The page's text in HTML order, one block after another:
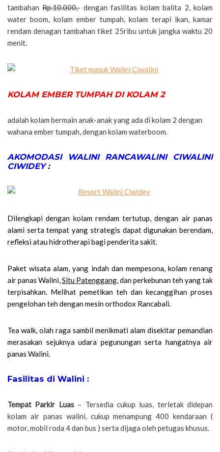
tambahanRp.10.000,-dengan fasilitas kolam balita 2, kolam
water boom, kolam ember tumpah, kolam terapi ikan, kamar
rendam denagan tambahan tiket 25ribu untuk jangka waktu 20
menit.
KOLAM EMBER TUMPAH DI KOLAM 2
adalah kolam bermain anak-anak yang ada di kolam 2 dengan
wahana ember tumpah, dengan kolam waterboom.
AKOMODASI WALINI RANCAWALINI CIWALINI
CIWIDEY :
Dilengkapi dengan kolam rendam tertutup, dengan air panas
alami serta tempat yang strategis dapat digunakan berendam,
refleksi atau hidrotherapi bagi penderita sakit.
Paket wisata alam, yang indah dan mempesona, kolam renang
air panas Walini,Situ Patenggang, dan perkebunan teh yang tak
terpisahkan. Melihat pemetikan teh dan kecanggihan proses
pengelohan teh dengan mesin orthodox Rancabali.
Tea walk, olah raga sambil menikmati alam disekitar pemandian
merasakan sejuknya udara pegunungan serta hangatnya air
panas Walini.
Fasilitas di Walini :
Tempat Parkir Luas– Tersedia cukup luas, terletak didepan
kolam air panas walini, cukup menampung 400 kendaraan (
motor, mobil roda 4 dan bus ) serta dijaga oleh petugas khusus.